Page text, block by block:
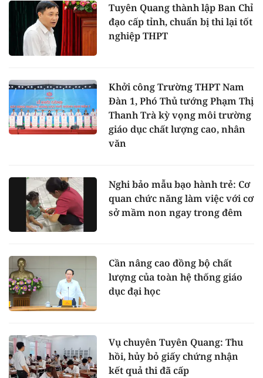
Tuyên Quang thành lập Ban Chỉ
đạo cấp tỉnh, chuẩn bị thi lại tốt
nghiệp THPT
Khởi công Trường THPT Nam
Đàn 1, Phó Thủ tướng Phạm Thị
Thanh Trà kỳ vọng môi trường
giáo dục chất lượng cao, nhân
văn
Nghi bảo mẫu bạo hành trẻ: Cơ
quan chức năng làm việc với cơ
sở mầm non ngay trong đêm
Cần nâng cao đồng bộ chất
lượng của toàn hệ thống giáo
dục đại học
Vụ chuyên Tuyên Quang: Thu
hồi, hủy bỏ giấy chứng nhận
kết quả thi đã cấp